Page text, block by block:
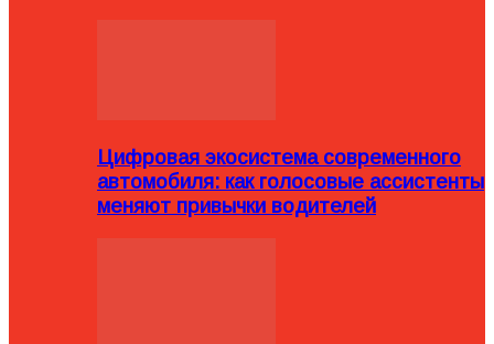
Цифровая экосистема современного
автомобиля: как голосовые ассистенты
меняют привычки водителей